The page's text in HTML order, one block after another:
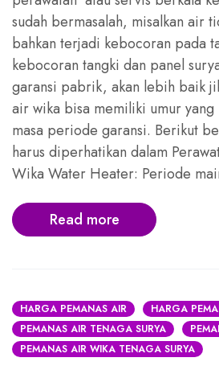
sudah bermasalah, misalkan air
bahkan terjadi kebocoran pada
kebocoran tangki dan panel
garansi pabrik, akan lebih baik
air wika bisa memiliki umur
masa periode garansi. Berikut
harus diperhatikan dalam
Wika Water Heater: Periode
Read more
HARGA PEMANAS AIR
HARGA
PEMANAS AIR TENAGA SURYA
PEMANAS AIR WIKA TENAGA SURYA